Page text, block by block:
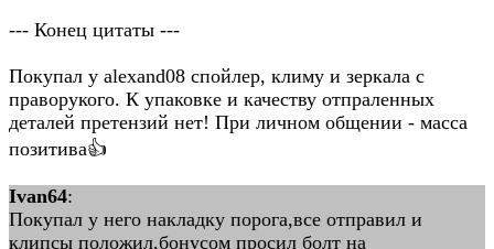
--- Конец цитаты ---
Покупал у alexand08 спойлер, климу и зеркала с
праворукого. К упаковке и качеству отпраленных
деталей претензий нет! При личном общении - масса
позитива👍
Ivan64:
Покупал у него накладку порога,все отправил и
клипсы положил,бонусом просил болт на